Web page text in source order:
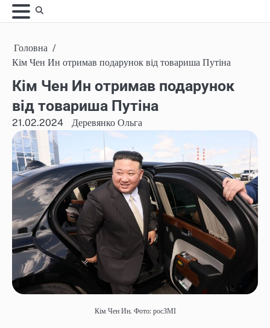
Skip
to
Головна
Кім Чен Ин отримав подарунок від товариша Путіна
Кім Чен Ин отримав подарунок
від товариша Путіна
21.02.2024 Деревянко Ольга
Кім Чен Ин. Фото: росЗМІ